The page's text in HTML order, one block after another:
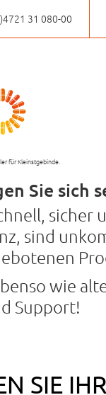
31 080-00
für Kleinstgebinde.
Sie sich
sicher
sind
wie
Support!
SIE